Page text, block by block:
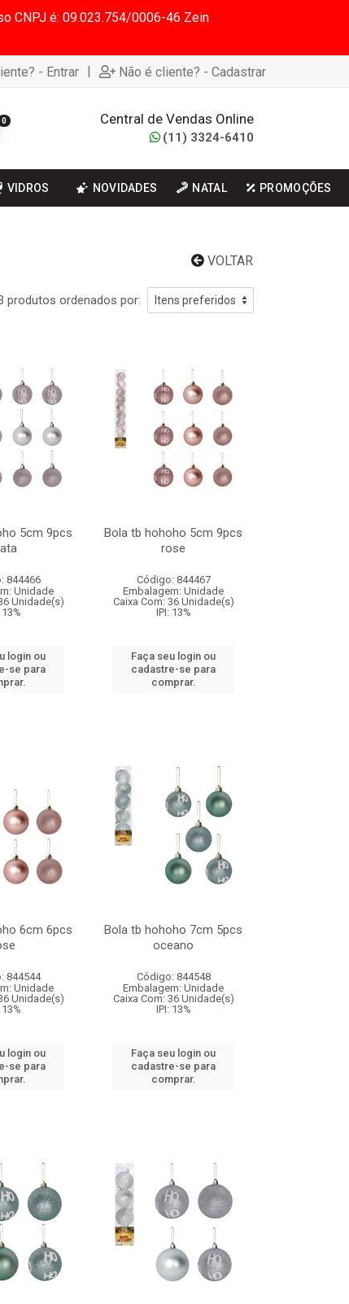
CNPJ é: 09.023.754/0006-46 Zein
- Entrar | Não é cliente? - Cadastrar
0 Central de Vendas Online
(11) 3324-6410
VIDROS NOVIDADES NATAL PROMOÇÕES
VOLTAR
produtos ordenados por:
5cm 9pcs
844466
Unidade
Unidade(s)
13%
login ou
se para
Bola tb hohoho 5cm 9pcs
rose
Código: 844467
Embalagem: Unidade
Caixa Com: 36 Unidade(s)
IPI: 13%
Faça seu login ou
cadastre-se para
comprar.
6cm 6pcs
844544
Unidade
Unidade(s)
13%
login ou
se para
Bola tb hohoho 7cm 5pcs
oceano
Código: 844548
Embalagem: Unidade
Caixa Com: 36 Unidade(s)
IPI: 13%
Faça seu login ou
cadastre-se para
comprar.